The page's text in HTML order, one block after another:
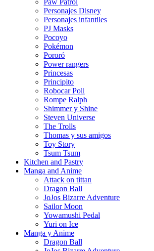
Personajes Disney
Personajes infantiles
PJ Masks
Pocoyo
Pokémon
Pororó
Power rangers
Princesas
Principito
Robocar Poli
Rompe Ralph
Shimmer y Shine
Steven Universe
The Trolls
Thomas y sus amigos
Toy Story
Tsum Tsum
Kitchen and Pastry
Manga and Anime
Attack on tittan
Dragon Ball
JoJos Bizarre Adventure
Sailor Moon
Yowamushi Pedal
Yuri on Ice
Manga y Anime
Dragon Ball